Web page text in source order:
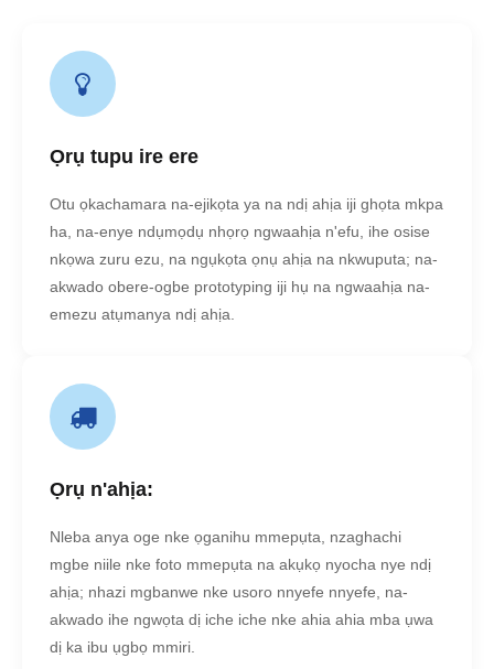
Ọrụ tupu ire ere
Otu ọkachamara na-ejikọta ya na ndị ahịa iji ghọta mkpa
ha, na-enye ndụmọdụ nhọrọ ngwaahịa n'efu, ihe osise
nkọwa zuru ezu, na ngụkọta ọnụ ahịa na nkwuputa; na-
akwado obere-ogbe prototyping iji hụ na ngwaahịa na-
emezu atụmanya ndị ahịa.
Ọrụ n'ahịa:
Nleba anya oge nke ọganihu mmepụta, nzaghachi
mgbe niile nke foto mmepụta na akụkọ nyocha nye ndị
ahịa; nhazi mgbanwe nke usoro nnyefe nnyefe, na-
akwado ihe ngwọta dị iche iche nke ahia ahia mba ụwa
dị ka ibu ụgbọ mmiri.